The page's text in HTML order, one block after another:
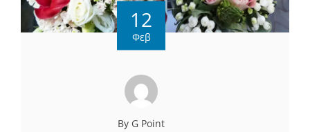
12
Φεβ
By G Point